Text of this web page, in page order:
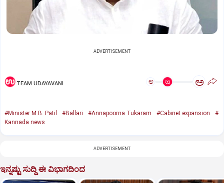
ADVERTISEMENT
TEAM UDAYAVANI ಅ ಅ
#Minister M.B. Patil #Ballari #Annapoorna Tukaram #Cabinet expansion
#
Kannada news
ADVERTISEMENT
ಇನ್ನಷ್ಟು ಸುದ್ದಿ ಈ ವಿಭಾಗದಿಂದ